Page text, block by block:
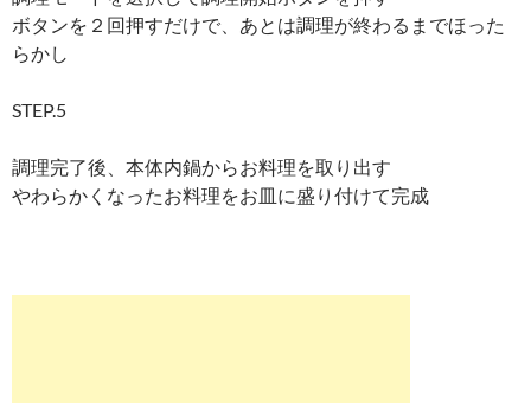
ボタンを２回押すだけで、あとは調理が終わるまでほった
らかし
STEP.5
調理完了後、本体内鍋からお料理を取り出す
やわらかくなったお料理をお皿に盛り付けて完成